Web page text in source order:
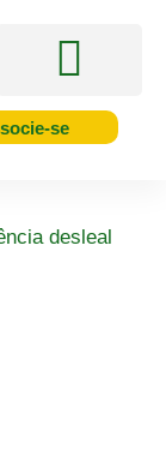
se
desleal